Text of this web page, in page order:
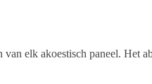
elk akoestisch paneel. Het